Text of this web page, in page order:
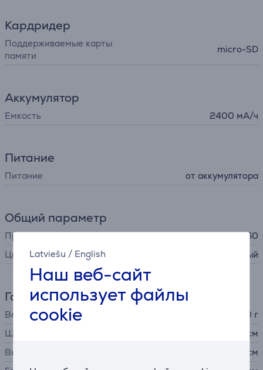
Latviešu / English
Наш веб-сайт
использует файлы
cookie
Кардридер
Поддерживаемые карты
памяти
micro-SD
Аккумулятор
Емкость 2400 мА/ч
Питание
Питание от аккумулятора
Общий параметр
Производитель
Insta360
Цвет
черный
Габариты
Вес
200 г
Ширина
4,6 см
Высота
12,4 см